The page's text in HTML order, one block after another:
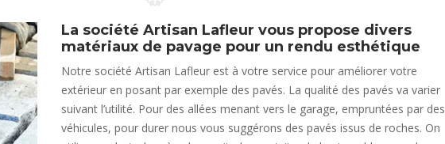
La société Artisan Lafleur vous propose divers
matériaux de pavage pour un rendu esthétique
Notre société Artisan Lafleur est à votre service pour améliorer votre
extérieur en posant par exemple des pavés. La qualité des pavés va varier
suivant l’utilité. Pour des allées menant vers le garage, empruntées par des
véhicules, pour durer nous vous suggérons des pavés issus de roches. On